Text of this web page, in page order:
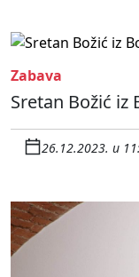
Zabava
Sretan Božić iz
26.12.2023. u